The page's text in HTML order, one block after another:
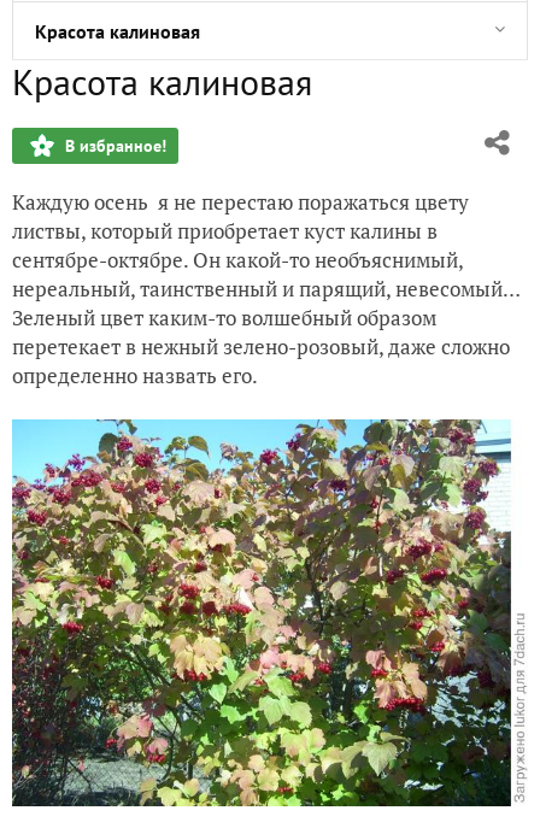
Красота калиновая
Ботанические тюльпаны
Сентябрьские заботы
Как сохранить урожай
Доращивание рассады многолетников
Водоем: дренаж излишней воды
Красота калиновая
В избранное!
Каждую осень я не перестаю поражаться цвету
листвы, который приобретает куст калины в
сентябре-октябре. Он какой-то необъяснимый,
нереальный, таинственный и парящий, невесомый…
Зеленый цвет каким-то волшебный образом
перетекает в нежный зелено-розовый, даже сложно
определенно назвать его.